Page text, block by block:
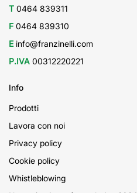
T 0464 839311
F 0464 839310
E info@franzinelli.com
P.IVA 00312220221
Info
Prodotti
Lavora con noi
Privacy policy
Cookie policy
Whistleblowing